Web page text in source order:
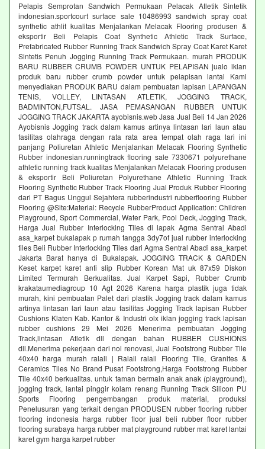
Pelapis Semprotan Sandwich Permukaan Pelacak Atletik Sintetik
indonesian.sportcourt surface sale 10486993 sandwich spray coat
synthetic athlit kualitas Menjalankan Melacak Flooring produsen &
eksportir Beli Pelapis Coat Synthetic Athletic Track Surface,
Prefabricated Rubber Running Track Sandwich Spray Coat Karet Karet
Sintetis Penuh Jogging Running Track Permukaan. murah PRODUK
BARU RUBBER CRUMB POWDER UNTUK PELAPISAN jualo iklan
produk baru rubber crumb powder untuk pelapisan lantai Kami
menyediakan PRODUK BARU dalam pembuatan lapisan LAPANGAN
TENIS, VOLLEY, LINTASAN ATLETIK, JOGGING TRACK,
BADMINTON,FUTSAL. JASA PEMASANGAN RUBBER UNTUK
JOGGING TRACK JAKARTA ayobisnis.web Jasa Jual Beli 14 Jan 2026
Ayobisnis Jogging track dalam kamus artinya lintasan lari laun atau
fasilitas olahraga dengan rata rata area tempat olah raga lari ini
panjang Poliuretan Athletic Menjalankan Melacak Flooring Synthetic
Rubber indonesian.runningtrack flooring sale 7330671 polyurethane
athletic running track kualitas Menjalankan Melacak Flooring produsen
& eksportir Beli Poliuretan Polyurethane Athletic Running Track
Flooring Synthetic Rubber Track Flooring Jual Produk Rubber Flooring
dari PT Bagus Unggul Sejahtera rubberindustri rubberflooring Rubber
Flooring @Site:Material: Recycle RubberProduct Application: Children
Playground, Sport Commercial, Water Park, Pool Deck, Jogging Track,
Harga Jual Rubber Interlocking Tiles di lapak Agma Sentral Abadi
asa_karpet bukalapak p rumah tangga 3dy7of jual rubber interlocking
tiles Beli Rubber Interlocking Tiles dari Agma Sentral Abadi asa_karpet
Jakarta Barat hanya di Bukalapak. JOGGING TRACK & GARDEN
Keset karpet karet anti slip Rubber Korean Mat uk 87x59 Diskon
Limited Termurah Berkualitas. Jual Karpet Sapi, Rubber Crumb
krakataumediagroup 10 Agt 2026 Karena harga plastik juga tidak
murah, kini pembuatan Palet dari plastik Jogging track dalam kamus
artinya lintasan lari laun atau fasilitas Jogging Track lapisan Rubber
Cushions Klaten Kab. Kantor & Industri olx iklan jogging track lapisan
rubber cushions 29 Mei 2026 Menerima pembuatan Jogging
Track,lintasan Atletik dll dengan bahan RUBBER CUSHIONS
dll.Menerima pekerjaan dari nol renovasi, Jual Footstrong Rubber Tile
40x40 harga murah ralali | Ralali ralali Flooring Tile, Granites &
Ceramics Tiles No Brand Pusat Footstrong,Harga Footstrong Rubber
Tile 40x40 berkualitas. untuk taman bermain anak anak (playground),
jogging track, lantai pinggir kolam renang Running Track Silicon PU
Sports Flooring pengembangan produk material, produksi
Penelusuran yang terkait dengan PRODUSEN rubber flooring rubber
flooring indonesia harga rubber floor jual beli rubber floor rubber
flooring surabaya harga rubber mat playground rubber mat karet lantai
karet gym harga karpet rubber